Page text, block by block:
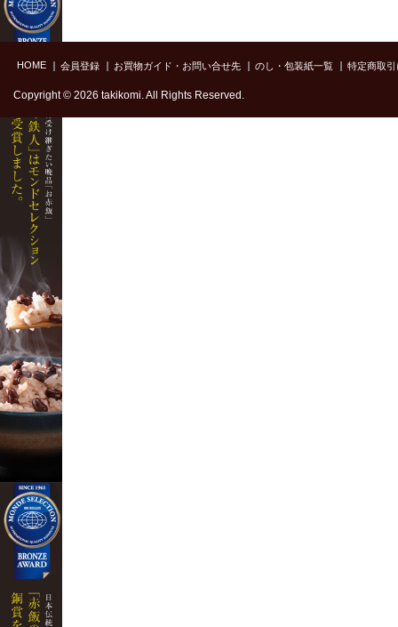
HOME 会員登録 お買物ガイド・お問い合せ先 のし・包装紙一覧 特定商取
Copyright © 2026 takikomi. All Rights Reserved.